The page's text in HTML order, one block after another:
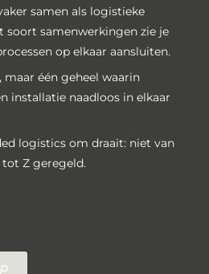
samen als logistieke
soort samenwerkingen zie je
op elkaar aansluiten.
maar één geheel waarin
installatie naadloos in elkaar
logistics om draait: niet van
tot Z geregeld.